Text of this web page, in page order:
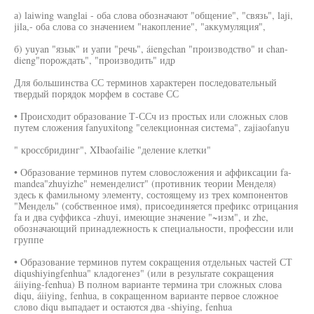
а) laiwing wanglai - оба слова обозначают "общение", "связь", laji,
jila,- оба слова со значением "накопление", "аккумуляция",
б) yuyan "язык" и уапи "речь", áiengchan "производство" и chan-
dieng"порождать", "производить" идр
Для большинства СС терминов характерен последовательный
твердый порядок морфем в составе СС
• Происходит образование Т-ССч из простых или сложных слов
путем сложения fanyuxitong "селекционная система", zajiaofanyu
" кроссбридинг", XIbaofailie "деление клетки"
• Образование терминов путем словосложения и аффиксации fa-
mandea"zhuyizhe" неменделист" (противник теории Менделя)
здесь к фамильному элементу, состоящему из трех компонентов
"Мендель" (собственное имя), присоединяется префикс отрицания
fa и два суффикса -zhuyi, имеющие значение "~изм", и zhe,
обозначающий принадлежность к специальности, профессии или
группе
• Образование терминов путем сокращения отдельных частей СТ
diqushiyingfenhua" кладогенез" (или в результате сокращения
áiiying-fenhua) В полном варианте термина три сложных слова
diqu, áiiying, fenhua, в сокращенном варианте первое сложное
слово diqu выпадает и остаются два -shiying, fenhua